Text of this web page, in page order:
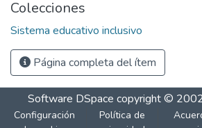
Colecciones
Sistema educativo inclusivo
Página completa del ítem
Software DSpace copyright ©
Configuración
Política de